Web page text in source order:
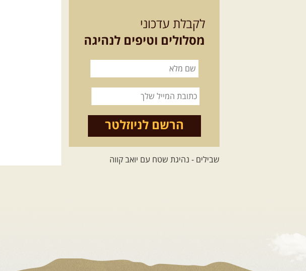
לקבלת עדכוני
מסלולים וטיפים לנהיגה
הרשם לניוזלטר